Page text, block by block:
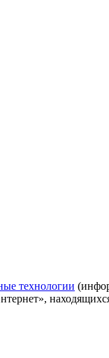
технологии